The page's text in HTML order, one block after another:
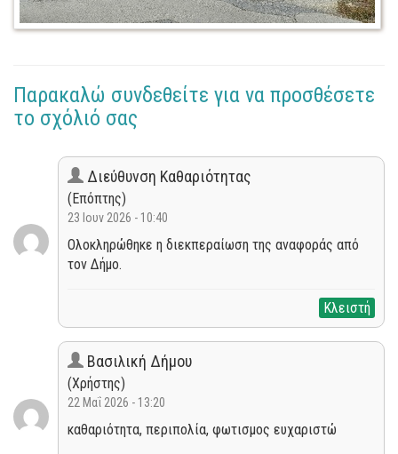
Παρακαλώ συνδεθείτε για να προσθέσετε
το σχόλιό σας
Διεύθυνση Καθαριότητας
(Επόπτης)
23 Ιουν 2026 - 10:40
Ολοκληρώθηκε η διεκπεραίωση της αναφοράς από
τον Δήμο.
Κλειστή
Βασιλική Δήμου
(Χρήστης)
22 Μαΐ 2026 - 13:20
καθαριότητα, περιπολία, φωτισμος ευχαριστώ